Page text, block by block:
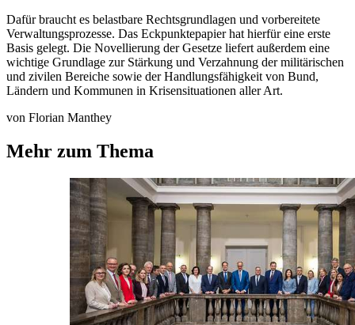
Dafür braucht es belastbare Rechtsgrundlagen und vorbereitete
Verwaltungsprozesse. Das Eckpunktepapier hat hierfür eine erste
Basis gelegt. Die Novellierung der Gesetze liefert außerdem eine
wichtige Grundlage zur Stärkung und Verzahnung der militärischen
und zivilen Bereiche sowie der Handlungsfähigkeit von Bund,
Ländern und Kommunen in Krisensituationen aller Art.
von Florian Manthey
Mehr zum Thema